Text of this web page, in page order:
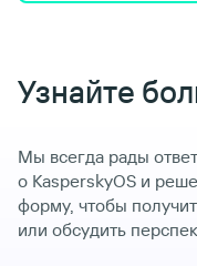
Узнайте
Мы всегда рады
о KasperskyOS и
форму, чтобы
или обсудить